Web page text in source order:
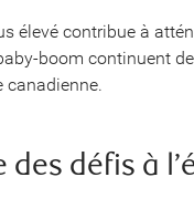
élevé contribue à
boom continuent
canadienne.
défis à